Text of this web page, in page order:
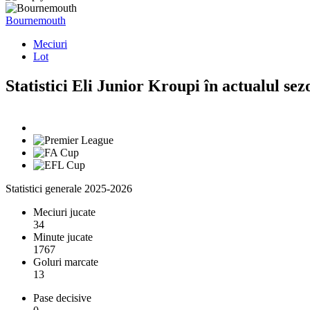
Bournemouth
Meciuri
Lot
Statistici Eli Junior Kroupi în actualul
Statistici generale 2025-2026
Meciuri jucate
34
Minute jucate
1767
Goluri marcate
13
Pase decisive